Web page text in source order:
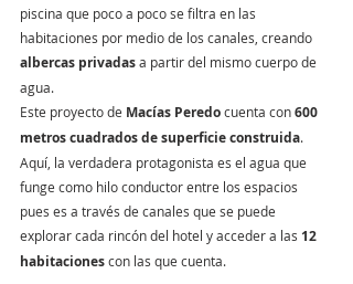
piscina que poco a poco se filtra en las
habitaciones por medio de los canales, creando
albercas privadas a partir del mismo cuerpo de
agua.
Este proyecto de Macías Peredo cuenta con 600
metros cuadrados de superficie construida.
Aquí, la verdadera protagonista es el agua que
funge como hilo conductor entre los espacios
pues es a través de canales que se puede
explorar cada rincón del hotel y acceder a las 12
habitaciones con las que cuenta.